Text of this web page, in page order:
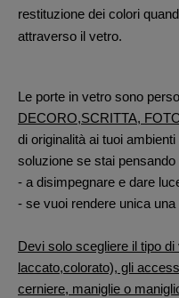
restituzione dei colori
attraverso il vetro.
Le porte in vetro sono
DECORO,SCRITTA,
di originalità ai tuoi
soluzione se stai pensando
- a disimpegnare e dare
- se vuoi rendere unica
Devi solo scegliere il tipo
laccato,colorato), gli
cerniere, maniglie o